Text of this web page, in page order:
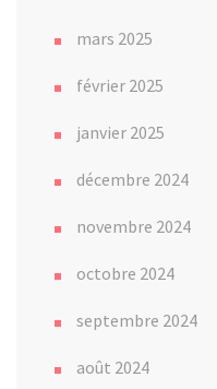
mars 2025
février 2025
janvier 2025
décembre 2024
novembre 2024
octobre 2024
septembre 2024
août 2024